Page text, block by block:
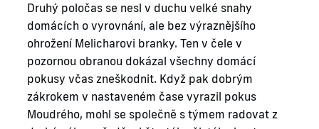
Druhý poločas se nesl v duchu velké snahy
domácích o vyrovnání, ale bez výraznějšího
ohrožení Melicharovi branky. Ten v čele v
pozornou obranou dokázal všechny domácí
pokusy včas zneškodnit. Když pak dobrým
zákrokem v nastaveném čase vyrazil pokus
Moudrého, mohl se společně s týmem radovat z